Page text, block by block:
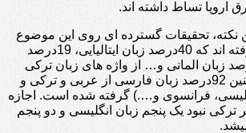
اروپا تساط داشته اند.
این نکته، تحقیقات گسترده ای روی این موضوع
انجام داده و نتیجه گرفته اند که 40درصد زبان ایتالیایی، 19درصد
انگلیسی، 17 درصد زبان المانی و… از واژه های زبان ترکی
تشکیل شده اند. همچنین 92درصد زبان فارسی از عربی و ترکی و
فرانسوی و….) گرفته شده است. اجازه
ترکی نبود یک پنجم زبان انگلیسی و دو پنجم